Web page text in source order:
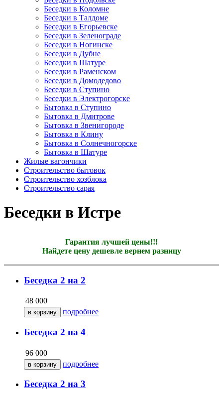
Беседки в Коломне
Беседки в Талдоме
Беседки в Егорьевске
Беседки в Зеленограде
Беседки в Ногинске
Беседки в Дубне
Беседки в Шатуре
Беседки в Раменском
Беседки в Домодедово
Беседки в Ступино
Беседки в Электрогорске
Бытовка в Ступино
Бытовка в Дмитрове
Бытовка в Звенигороде
Бытовка в Клину
Бытовка в Солнечногорске
Бытовка в Шатуре
Жилые вагончики
Строительство бытовок
Строительство хозблока
Строительство сарая
Беседки в Истре
Гарантия лучшей цены!!!
Найдете цену дешевле вернем разницу
Беседка 2 на 2
48 000
подробнее
Беседка 2 на 4
96 000
подробнее
Беседка 2 на 3